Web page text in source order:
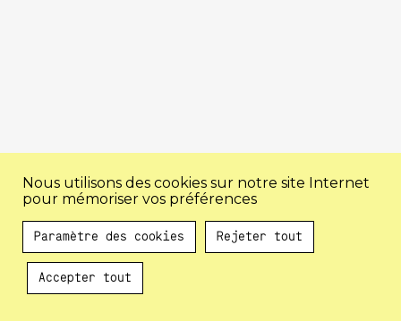
Au programme !
Nous utilisons des cookies sur notre site Internet
pour mémoriser vos préférences
Paramètre des cookies Rejeter tout
Accepter tout